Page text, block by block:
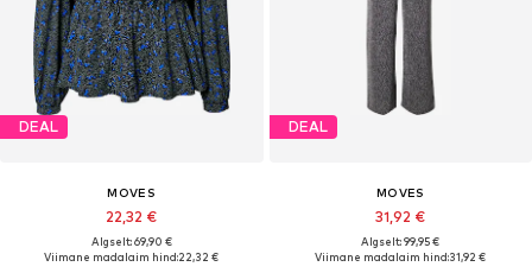
DEAL
MOVES
22,32 €
Algselt: 69,90 €
Viimane madalaim hind:22,32 €
DEAL
MOVES
31,92 €
Algselt: 99,95 €
Viimane madalaim hind:31,92 €